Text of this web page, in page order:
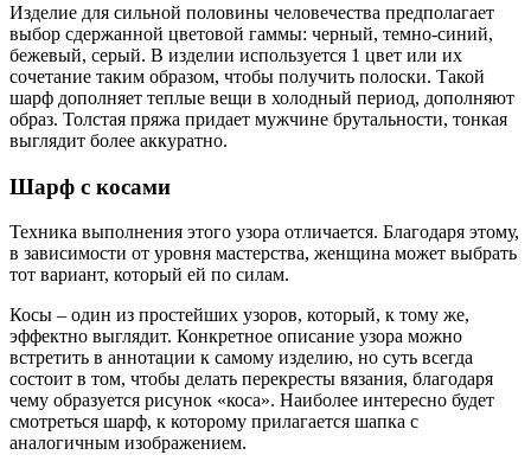
Изделие для сильной половины человечества предполагает
выбор сдержанной цветовой гаммы: черный, темно-синий,
бежевый, серый. В изделии используется 1 цвет или их
сочетание таким образом, чтобы получить полоски. Такой
шарф дополняет теплые вещи в холодный период, дополняют
образ. Толстая пряжа придает мужчине брутальности, тонкая
выглядит более аккуратно.
Шарф с косами
Техника выполнения этого узора отличается. Благодаря этому,
в зависимости от уровня мастерства, женщина может выбрать
тот вариант, который ей по силам.
Косы – один из простейших узоров, который, к тому же,
эффектно выглядит. Конкретное описание узора можно
встретить в аннотации к самому изделию, но суть всегда
состоит в том, чтобы делать перекресты вязания, благодаря
чему образуется рисунок «коса». Наиболее интересно будет
смотреться шарф, к которому прилагается шапка с
аналогичным изображением.